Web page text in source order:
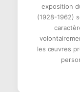
exposition
(1928-1962)
les œuvres